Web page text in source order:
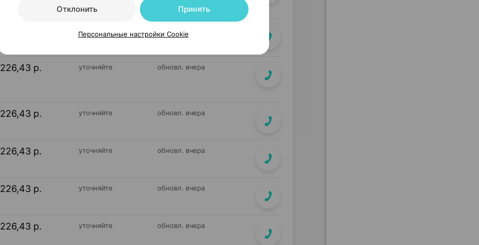
226,43 р. уточняйте обновл. вчера
226,43 р. уточняйте обновл. вчера
226,43 р. уточняйте обновл. вчера
226,43 р. уточняйте обновл. вчера
226,43 р. уточняйте обновл. вчера
Отклонить Принять
Персональные настройки Cookie